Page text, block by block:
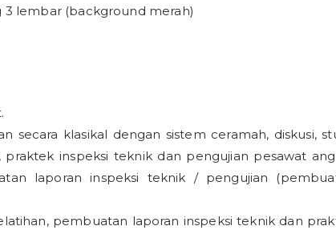
3 lembar (background merah)
secara klasikal dengan sistem ceramah, diskusi,
inspeksi teknik dan pengujian pesawat
laporan inspeksi teknik / pengujian
pembuatan laporan inspeksi teknik dan